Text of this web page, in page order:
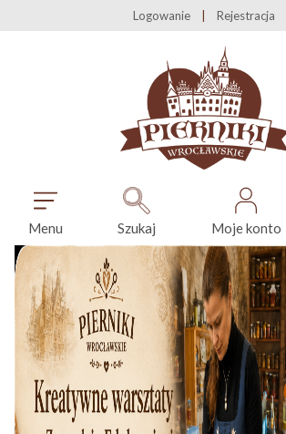
Logowanie Rejestracja
Menu Szukaj Moje konto